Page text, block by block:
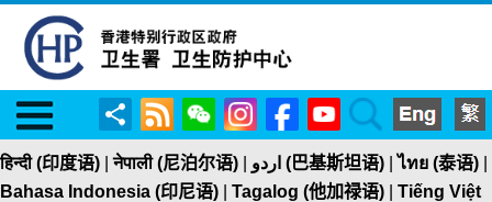
Menu
分
享
RSS WeChatInstagramFacebookYouTubeSearch
हिन्दी (印度语) |नेपाली (尼泊尔语) اردو (巴基斯坦语) |ไทย (泰语)
Bahasa Indonesia (印尼语)
Tagalog (他加禄语)
Tiếng Việt